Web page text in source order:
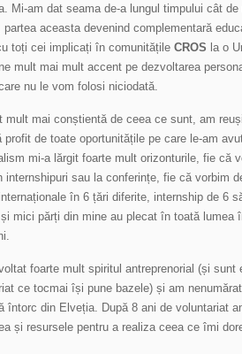
Mi-am dat seama de-a lungul timpului cât
partea aceasta devenind complementară
toți cei implicați în comunitățile CROS la o
mult mai mult accent pe dezvoltarea
nu le vom folosi niciodată.
mult mai conștientă de ceea ce sunt, am
profit de toate oportunitățile pe care le-am
mi-a lărgit foarte mult orizonturile, fie că
internshipuri sau la conferințe, fie că vorbim
în 6 țări diferite, internship de 6
mici părți din mine au plecat în toată lumea
foarte mult spiritul antreprenorial (și
ce tocmai își pune bazele) și am
întorc din Elveția. După 8 ani de voluntariat
și resursele pentru a realiza ceea ce îmi